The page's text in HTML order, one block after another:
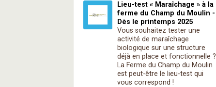
Lieu-test « Maraîchage » à la
ferme du Champ du Moulin -
Dès le printemps 2025
Vous souhaitez tester une
activité de maraîchage
biologique sur une structure
déjà en place et fonctionnelle ?
La Ferme du Champ du Moulin
est peut-être le lieu-test qui
vous correspond !